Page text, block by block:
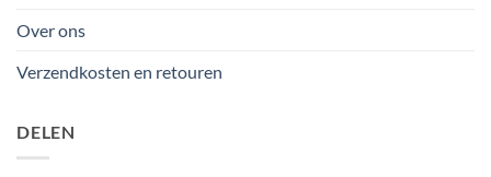
Over ons
Verzendkosten en retouren
DELEN